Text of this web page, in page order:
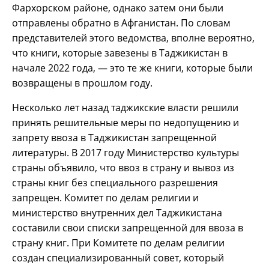
Фархорском районе, однако затем они были
отправлены обратно в Афганистан. По словам
представителей этого ведомства, вполне вероятно,
что книги, которые завезены в Таджикистан в
начале 2022 года, — это те же книги, которые были
возвращены в прошлом году.
Несколько лет назад таджикские власти решили
принять решительные меры по недопущению и
запрету ввоза в Таджикистан запрещенной
литературы. В 2017 году Министерство культуры
страны объявило, что ввоз в страну и вывоз из
страны книг без специального разрешения
запрещен. Комитет по делам религии и
министерство внутренних дел Таджикистана
составили свои списки запрещенной для ввоза в
страну книг. При Комитете по делам религии
создан специализированный совет, который